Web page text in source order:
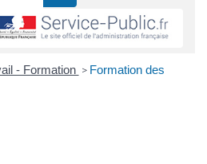
- Formation > Formation des